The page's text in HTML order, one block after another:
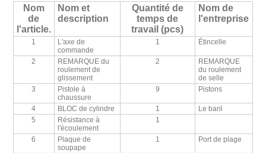
Nom
de
l'article.
Nom et
description
Quantité de
temps de
travail (pcs)
Nom de
l'entreprise
1
L'axe de
commande
1 Étincelle
2
REMARQUE du
roulement de
glissement
2
REMARQUE
du roulement
de selle
3
Pistole à
chaussure
9 Pistons
4 BLOC de cylindre 1
Le baril
5
Résistance à
l'écoulement
1
6
Plaque de
soupape
1 Port de plage